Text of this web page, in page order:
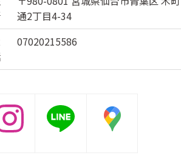
通2丁目4-34
07020215586